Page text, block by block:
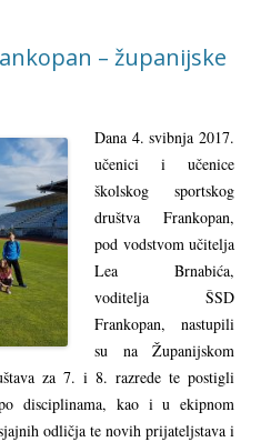
– županijske
Dana 4. svibnja 2017.
učenici i učenice
školskog sportskog
društva Frankopan,
pod vodstvom učitelja
Lea Brnabića,
voditelja ŠSD
Frankopan, nastupili
su na Županijskom
za 7. i 8. razrede te postigli
disciplinama, kao i u ekipnom
odličja te novih prijateljstava i